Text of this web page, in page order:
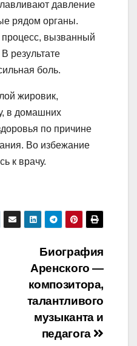
давление
рядом органы.
вызванный
результате
боль.
жировик,
в домашних
по причине
Во избежание
к врачу.
Биография
Аренского —
композитора,
талантливого
музыканта и
педагога